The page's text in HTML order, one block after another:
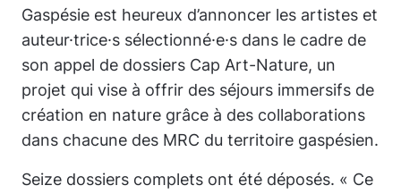
Gaspésie est heureux d’annoncer les artistes et
auteur·trice·s sélectionné·e·s dans le cadre de
son appel de dossiers Cap Art-Nature, un
projet qui vise à offrir des séjours immersifs de
création en nature grâce à des collaborations
dans chacune des MRC du territoire gaspésien.
Seize dossiers complets ont été déposés. « Ce